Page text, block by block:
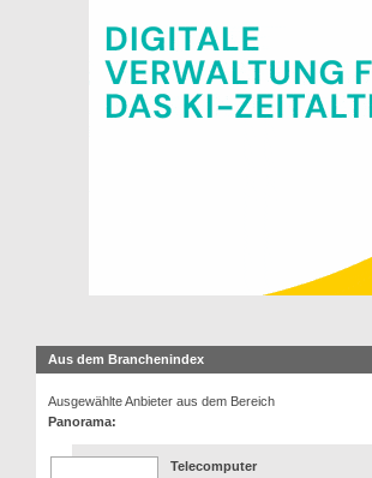
Aus dem Branchenindex
Ausgewählte Anbieter aus dem Bereich
Panorama:
Telecomputer